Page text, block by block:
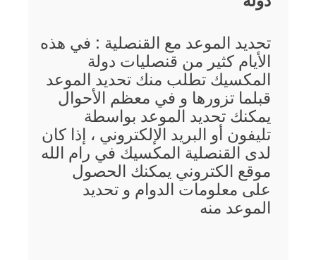
تحديد الموعد مع القنصلية : في هذه
الأيام كثير من قنصليات دولة
المكسيك تطلب منك تحديد الموعد
قبلما تزورها و في معظم الأحوال
يمكنك تحديد الموعد بواسطة
تليفون أو البريد الإلكتروني ، إذا كان
لدى القنصلية المكسيك في رام الله
موقع الكتروني يمكنك الحصول
على معلومات الدوام و تحديد
الموعد منه